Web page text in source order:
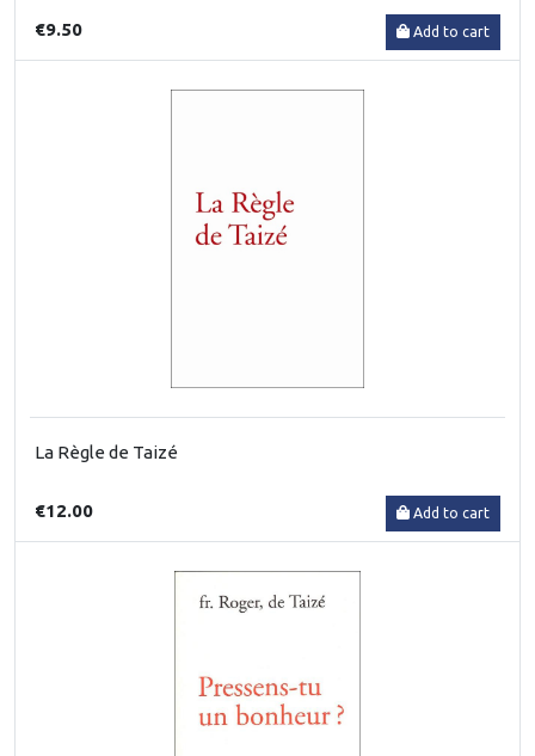
€9.50 Add to cart
La Règle de Taizé
€12.00 Add to cart